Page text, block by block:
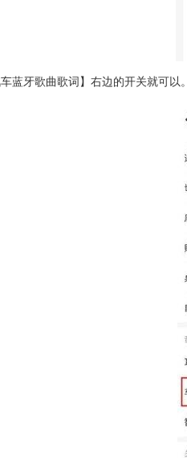
蓝牙歌曲歌词】右边的开关就可以。